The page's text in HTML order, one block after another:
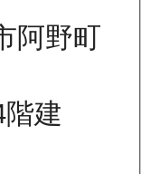
阿野町
建